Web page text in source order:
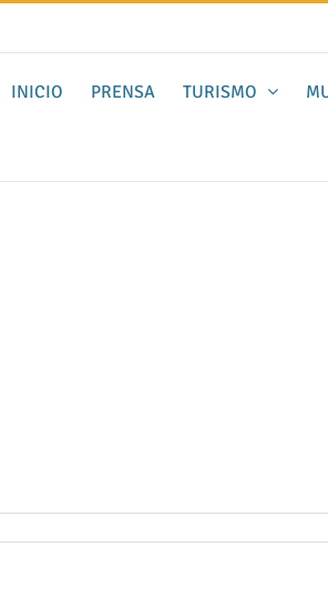
INICIO PRENSA TURISMO